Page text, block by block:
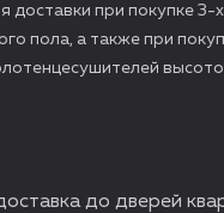
доставки при покупке 3-
пола, а также при
до дверей